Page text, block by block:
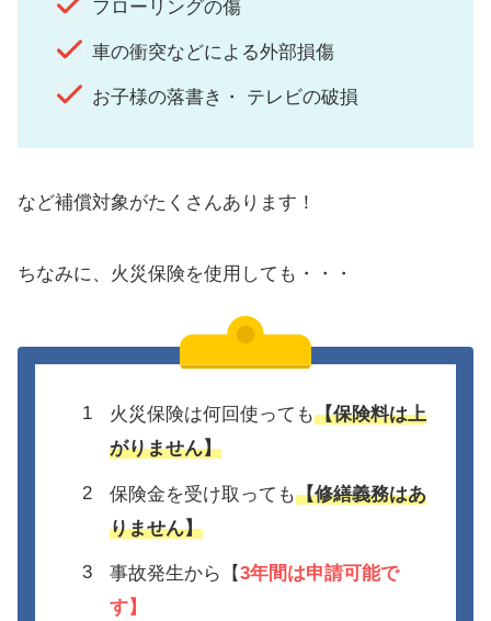
フローリングの傷
車の衝突などによる外部損傷
お子様の落書き・ テレビの破損
など補償対象がたくさんあります！
ちなみに、火災保険を使用しても・・・
火災保険は何回使っても【保険料は上
がりません】
保険金を受け取っても【修繕義務はあ
りません】
事故発生から【3年間は申請可能で
す】